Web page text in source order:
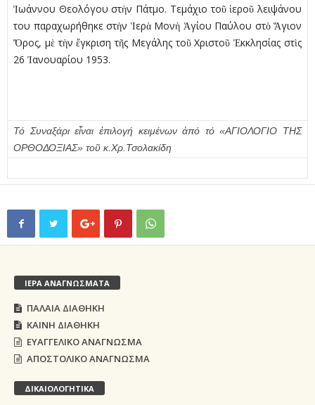
Ἰωάννου Θεολόγου στὴν Πάτμο. Τεμάχιο τοῦ ἱεροῦ λειψάνου
του παραχωρήθηκε στὴν Ἱερὰ Μονὴ Ἁγίου Παύλου στὸ Ἅγιον
Ὄρος, μὲ τὴν ἔγκριση τῆς Μεγάλης τοῦ Χριστοῦ Ἐκκλησίας στὶς
26 Ἰανουαρίου 1953.
Τό Συναξάρι εἶναι ἐπιλογή κειμένων ἀπό τό «ΑΓΙΟΛΟΓΙΟ ΤΗΣ
ΟΡΘΟΔΟΞΙΑΣ» τοῦ κ.Χρ.Τσολακίδη
ΙΕΡΑ ΑΝΑΓΝΩΣΜΑΤΑ
ΠΑΛΑΙΑ ΔΙΑΘΗΚΗ
ΚΑΙΝΗ ΔΙΑΘΗΚΗ
ΕΥΑΓΓΕΛΙΚΟ ΑΝΑΓΝΩΣΜΑ
ΑΠΟΣΤΟΛΙΚΟ ΑΝΑΓΝΩΣΜΑ
ΔΙΚΑΙΟΛΟΓΗΤΙΚΑ